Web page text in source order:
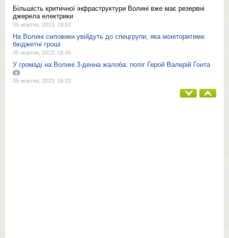
Більшість критичної інфраструктури Волині вже має резервні
джерела електрики
05 жовтня, 2023, 19:02
На Волині силовики увійдуть до спецгрупи, яка моніторитиме
бюджетні гроші
05 жовтня, 2023, 18:45
У громаді на Волині 3-денна жалоба: поліг Герой Валерій Гонта
05 жовтня, 2023, 18:33